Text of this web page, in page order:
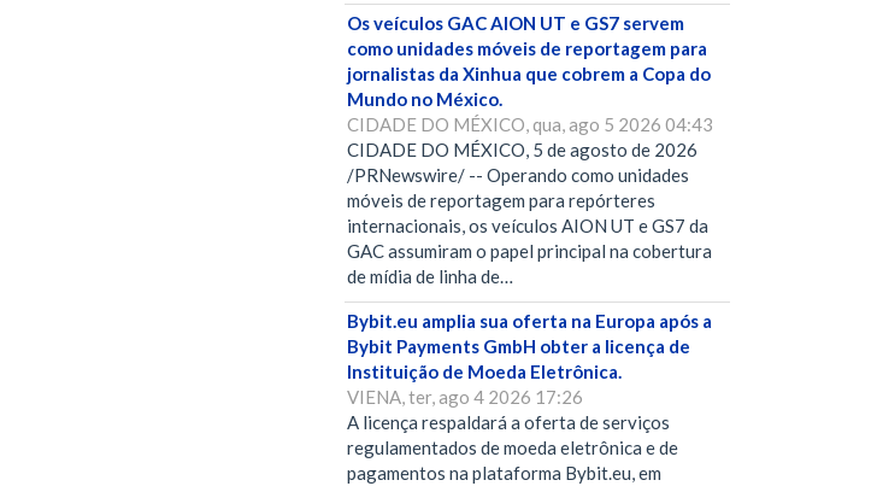
Os veículos GAC AION UT e GS7 servem
como unidades móveis de reportagem para
jornalistas da Xinhua que cobrem a Copa do
Mundo no México.
CIDADE DO MÉXICO, qua, ago 5 2026 04:43
CIDADE DO MÉXICO, 5 de agosto de 2026
/PRNewswire/ -- Operando como unidades
móveis de reportagem para repórteres
internacionais, os veículos AION UT e GS7 da
GAC assumiram o papel principal na cobertura
de mídia de linha de…
Bybit.eu amplia sua oferta na Europa após a
Bybit Payments GmbH obter a licença de
Instituição de Moeda Eletrônica.
VIENA, ter, ago 4 2026 17:26
A licença respaldará a oferta de serviços
regulamentados de moeda eletrônica e de
pagamentos na plataforma Bybit.eu, em